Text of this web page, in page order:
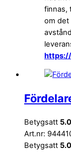
finnas,
om det
Betygsatt
Art.nr:
Betygsatt